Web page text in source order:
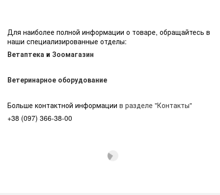
Для наиболее полной информации о товаре, обращайтесь в
наши специализированные отделы:
Ветаптека и Зоомагазин
Ветеринарное оборудование
Больше контактной информации в разделе "Контакты"
+38 (097) 366-38-00